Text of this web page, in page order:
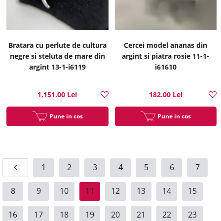
Bratara cu perlute de cultura
negre si steluta de mare din
argint 13-1-i6119
1,151.00 Lei
Pune in cos
Cercei model ananas din
argint si piatra rosie 11-1-
i61610
182.00 Lei
Pune in cos
1 2 3 4 5 6 7
8 9 10 11 12 13 14 15
16 17 18 19 20 21 22 23